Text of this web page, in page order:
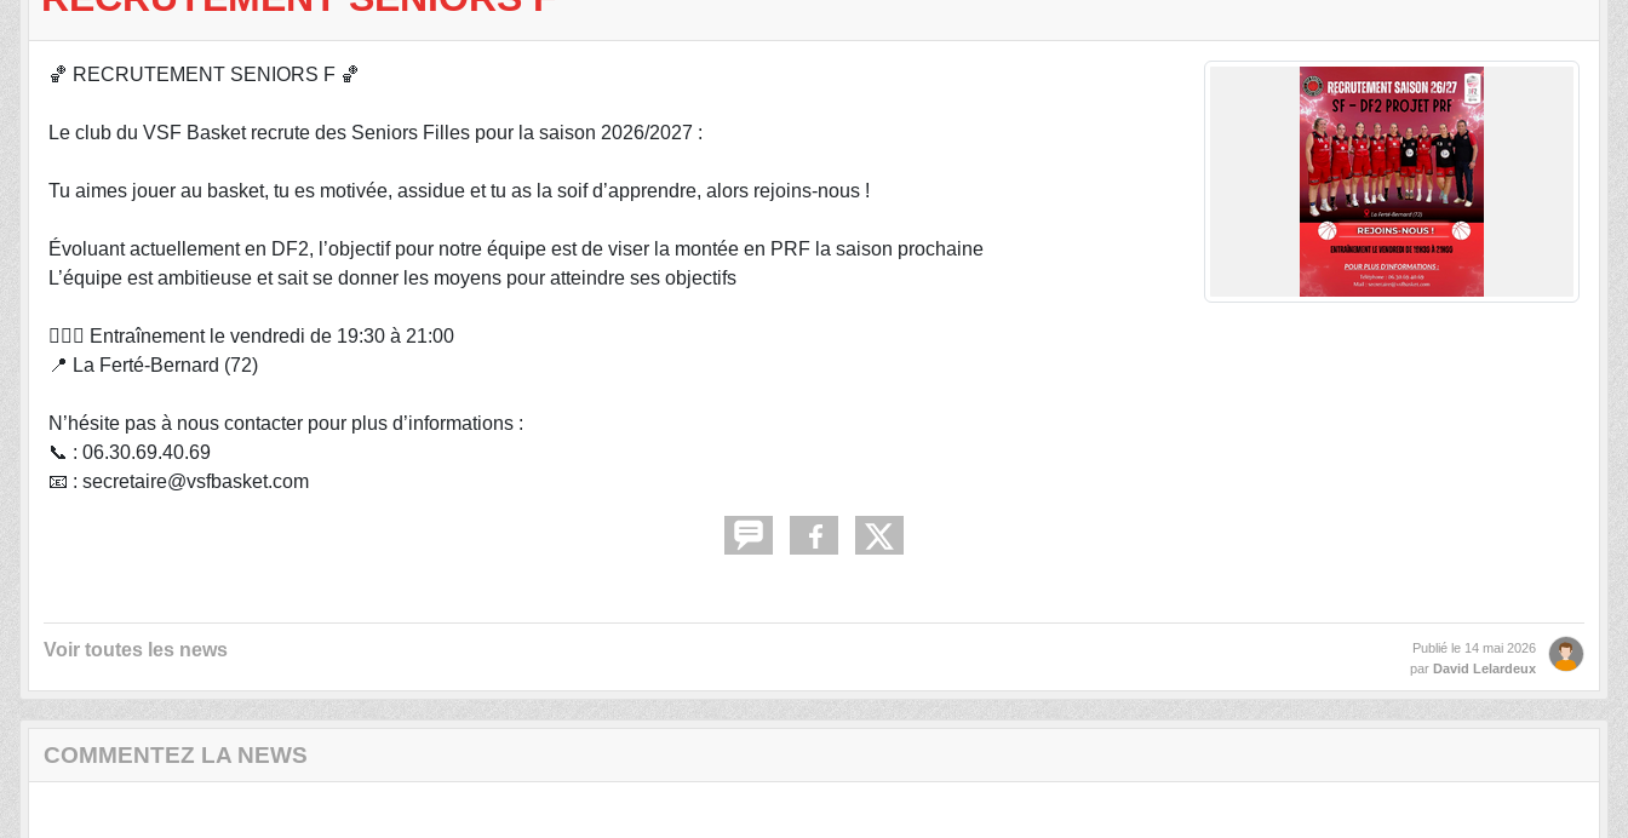
🏀 RECRUTEMENT SENIORS F 🏀
Le club du VSF Basket recrute des Seniors Filles pour la saison 2026/2027 :
Tu aimes jouer au basket, tu es motivée, assidue et tu as la soif d’apprendre, alors rejoins-nous !
Évoluant actuellement en DF2, l’objectif pour notre équipe est de viser la montée en PRF la saison prochaine
L’équipe est ambitieuse et sait se donner les moyens pour atteindre ses objectifs
⛹🏻‍♀️ Entraînement le vendredi de 19:30 à 21:00
📍 La Ferté-Bernard (72)
N’hésite pas à nous contacter pour plus d’informations :
📞 : 06.30.69.40.69
📧 : secretaire@vsfbasket.com
Voir toutes les news Publié le 14 mai 2026
par David Lelardeux
COMMENTEZ LA NEWS